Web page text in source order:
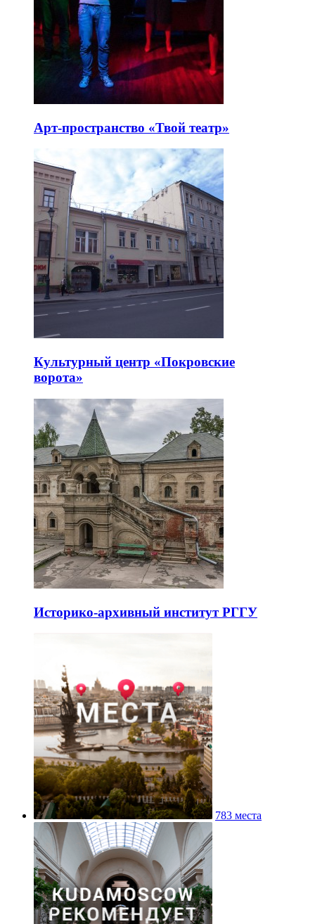
Арт-пространство «Твой театр»
Культурный центр «Покровские
ворота»
Историко-архивный институт РГГУ
783 места